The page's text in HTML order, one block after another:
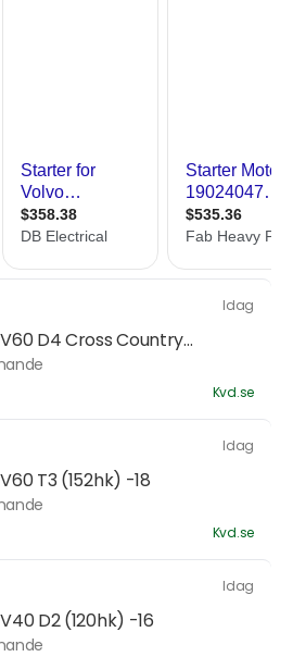
Idag
D4 Cross Country...
Kvd.se
Idag
T3 (152hk) -18
Kvd.se
Idag
D2 (120hk) -16